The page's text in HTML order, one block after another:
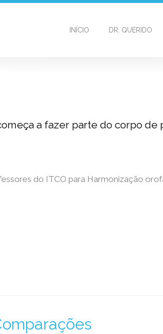
INÍCIO DR. QUERIDO
a fazer parte do corpo
do ITCO para Harmonização